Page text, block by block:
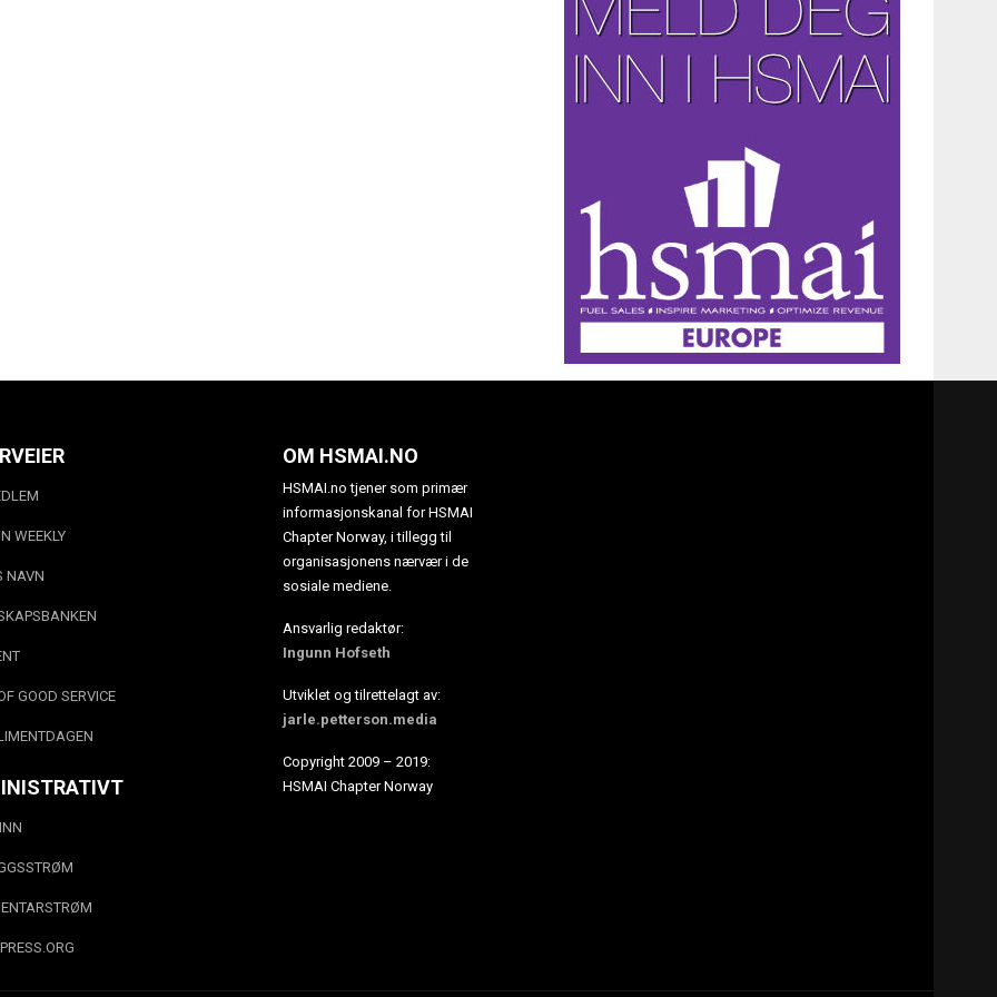
WEEKLY
NAVN
GOOD SERVICE
OM HSMAI.NO
HSMAI.no tjener som primær
informasjonskanal for HSMAI
Chapter Norway, i tillegg til
organisasjonens nærvær i de
sosiale mediene.
Ansvarlig redaktør:
Ingunn Hofseth
Utviklet og tilrettelagt av:
jarle.petterson.media
Copyright 2009 – 2019:
HSMAI Chapter Norway